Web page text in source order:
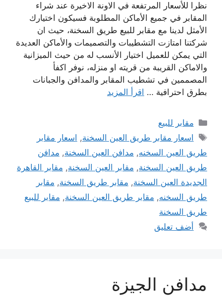
نظرا للأسعار المرتفعة في الاونة الاخيرة عند شراء
المقابر في جميع الأماكن المطلوبة فسيكون اختيارك
الأمثل لدينا مع مقابر للبيع طريق السخنة، حيث ان
شركتنا امتازت التشطيبات والتصميمات والأماكن العديدة
التي يمكن للعميل اختيار الأنسب له من حيث الميزانية
والاماكن القريبة من قريته او منزله، نوفر اكفأ
المصممين في تشطيب المقابر والمدافن والجبانات
بطرق احترافية … اقرأ المزيد
التصنيفات
مقابر للبيع
الوسوم
اسعار مقابر طريق العين السخنة, اسعار مقابر
طريق العين السخنه, مدافن العين السخنة, مدافن
طريق العين السخنة, مقابر العين السخنة, مقابر القاهرة
الجديدة العين السخنة, مقابر طريق السخنة, مقابر
طريق السخنه, مقابر طريق العين السخنة, مقابر للبيع
طريق السخنة
أضف تعليق
مدافن الجيزة